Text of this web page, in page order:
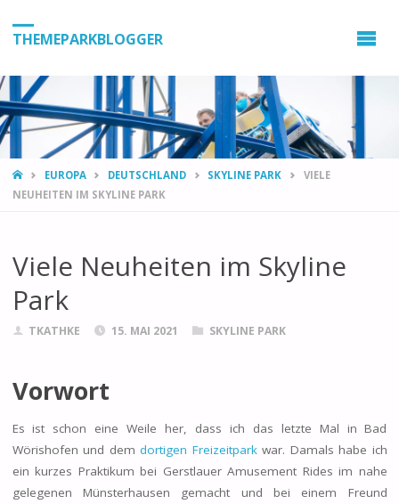
THEMEPARKBLOGGER
HOMEEUROPA DEUTSCHLAND SKYLINE PARK
VIELE
NEUHEITEN IM SKYLINE PARK
Viele Neuheiten im Skyline
Park
TKATHKE 15. MAI 2021 SKYLINE PARK
Vorwort
Es ist schon eine Weile her, dass ich das letzte Mal in Bad
Wörishofen und dem dortigen Freizeitparkwar. Damals habe ich
ein kurzes Praktikum bei Gerstlauer Amusement Rides im nahe
gelegenen Münsterhausen gemacht und bei einem Freund